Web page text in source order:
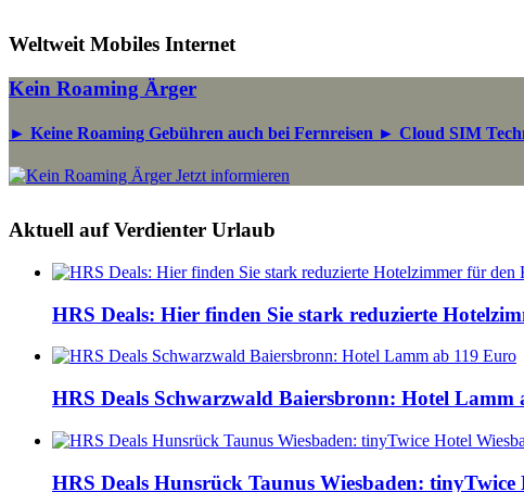
Weltweit Mobiles Internet
Kein Roaming Ärger
► Keine Roaming Gebühren auch bei Fernreisen ► Cloud SIM
Jetzt informieren
Aktuell auf Verdienter Urlaub
HRS Deals: Hier finden Sie stark reduzierte
HRS Deals Schwarzwald Baiersbronn: Hotel Lamm
HRS Deals Hunsrück Taunus Wiesbaden: